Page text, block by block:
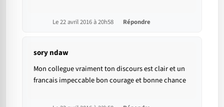
Le 22 avril 2016 à 20h58 Répondre
sory ndaw
Mon collegue vraiment ton discours est clair et un
francais impeccable bon courage et bonne chance